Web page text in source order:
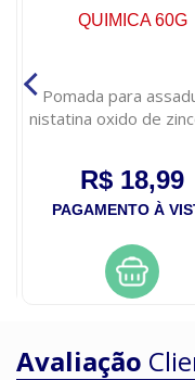
Pomada para
nistatina oxido de
R$ 18,99
PAGAMENTO À
Avaliação